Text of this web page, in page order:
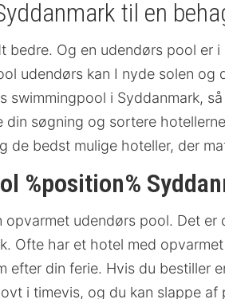
til en
Og en udendørs pool er
udendørs kan I nyde solen og
i Syddanmark,
søgning og sortere
bedst mulige hoteller, der
%position%
udendørs pool. Det
Ofte har et hotel med
din ferie. Hvis du bestiller
i timevis, og du kan slappe af